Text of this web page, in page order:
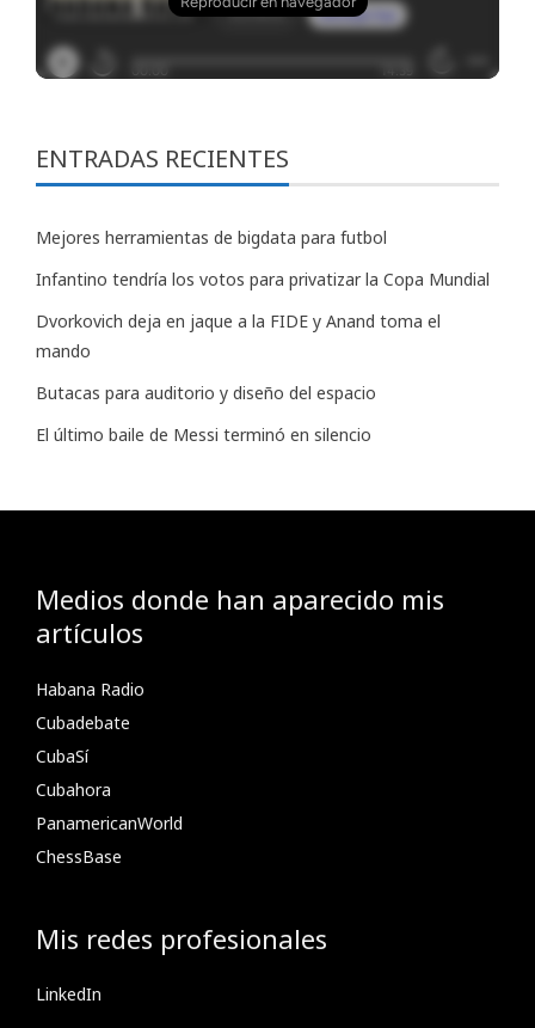
ENTRADAS RECIENTES
Mejores herramientas de bigdata para futbol
Infantino tendría los votos para privatizar la Copa Mundial
Dvorkovich deja en jaque a la FIDE y Anand toma el
mando
Butacas para auditorio y diseño del espacio
El último baile de Messi terminó en silencio
Medios donde han aparecido mis
artículos
Habana Radio
Cubadebate
CubaSí
Cubahora
PanamericanWorld
ChessBase
Mis redes profesionales
LinkedIn